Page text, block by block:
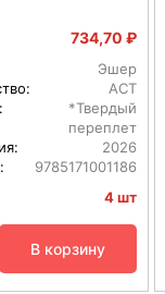
734,70 ₽
Эшер
АСТ
*Твердый
переплет
2026
9785171001186
4 шт
В корзину